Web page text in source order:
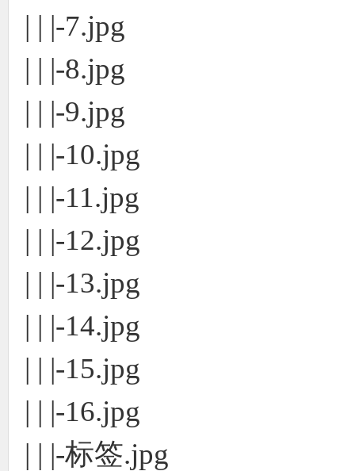
| | |-7.jpg
| | |-8.jpg
| | |-9.jpg
| | |-10.jpg
| | |-11.jpg
| | |-12.jpg
| | |-13.jpg
| | |-14.jpg
| | |-15.jpg
| | |-16.jpg
| | |-标签.jpg